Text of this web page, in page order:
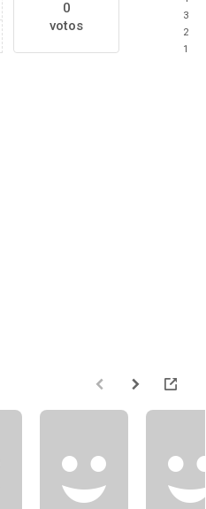
0
votos
3
2
1